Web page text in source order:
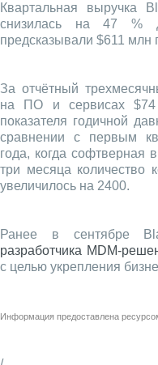
Квартальная выручка
снизилась на 47 %
предсказывали $611 млн
За отчётный
на ПО и сервисах
показателя годичной
сравнении с первым
года, когда софтверная
три месяца количество
увеличилось на 2400.
Ранее в сентябре
разработчика MDM-
с целью укрепления
Информация предоставлена